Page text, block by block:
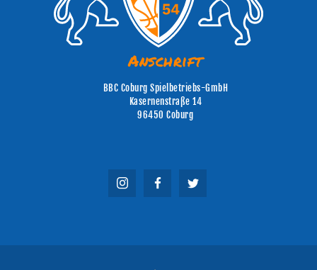
Anschrift
BBC Coburg Spielbetriebs-GmbH
Kasernenstraße 14
96450 Coburg